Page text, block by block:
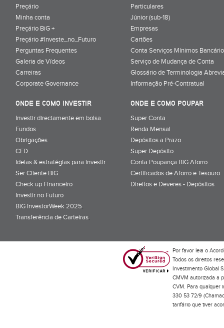
Preçário
Minha conta
Preçário BiG +
Preçário #Investe_no_Futuro
Perguntas Frequentes
Galeria de Vídeos
Carreiras
Corporate Governance
Particulares
Júnior (sub-18)
Empresas
Cartões
Conta Serviços Mínimos
Serviço de Mudança de Conta
Glossário de Terminologia
Informação Pré-Contratual
ONDE E COMO INVESTIR
Investir directamente em bolsa
Fundos
Obrigações
CFD
Ideias & estratégias para investir
Ser Cliente BiG
Check up Financeiro
Investir no Futuro
BiG InvestorWeek 2025;
Transferência de Carteiras;
ONDE E COMO POUPAR
Super Conta
Renda Mensal
Depósitos a Prazo
Super Depósito
Conta Poupança BiG Aforro
Certificados de Aforro e Tesouro
Direitos e Deveres - Depósitos
Por favor leia o
Todos os direitos
Investimento Global
CMVM autorizada a
CVM. Para qualquer
330 53 72/9
tarifário que tiver